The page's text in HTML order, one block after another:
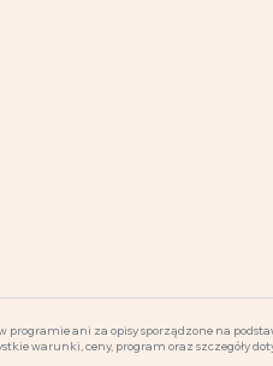
programie ani za opisy sporządzone na
warunki, ceny, program oraz szczegóły